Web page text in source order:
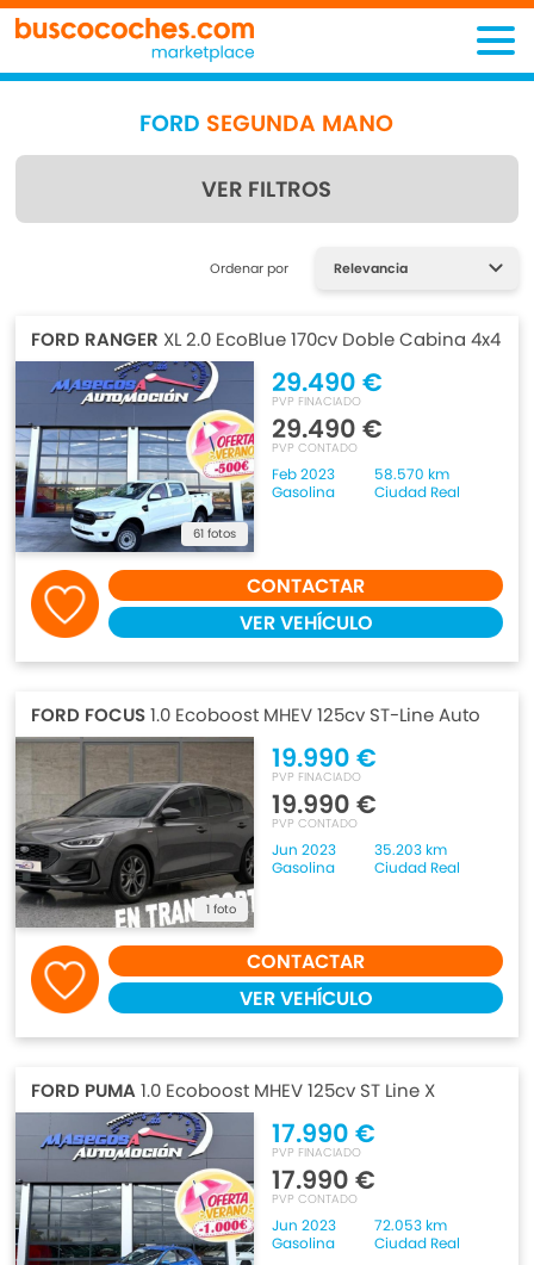
FORD SEGUNDA MANO
VER FILTROS
Encuentra lo que estás
Ordenar por
FORD RANGER XL 2.0 EcoBlue 170cv Doble Cabina 4x4
61 fotos
29.490 €
PVP FINACIADO
29.490 €
PVP CONTADO
Feb 2023
58.570 km
Gasolina
Ciudad Real
CONTACTAR
VER VEHÍCULO
FORD FOCUS1.0 Ecoboost MHEV 125cv ST-Line Auto
1 foto
19.990 €
PVP FINACIADO
19.990 €
PVP CONTADO
Jun 2023
35.203 km
Gasolina
Ciudad Real
CONTACTAR
VER VEHÍCULO
FORD PUMA1.0 Ecoboost MHEV 125cv ST Line X
17.990 €
PVP FINACIADO
17.990 €
PVP CONTADO
Jun 2023
72.053 km
Gasolina
Ciudad Real